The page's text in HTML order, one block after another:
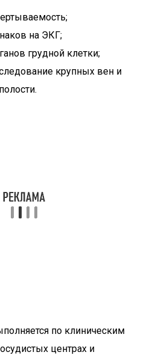
на ЭКГ;
грудной клетки;
крупных вен и
по клиническим
центрах и